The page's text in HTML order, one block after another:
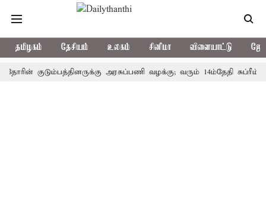
தமிழகம் தேசியம் உலகம் சினிமா விளையாட்டு
குடும்பத்தினருக்கு அரசுப்பணி வழக்கு; வரும் 14ம்தேதி